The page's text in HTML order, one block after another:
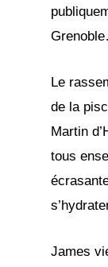
Le
de la
Martin
tous
James